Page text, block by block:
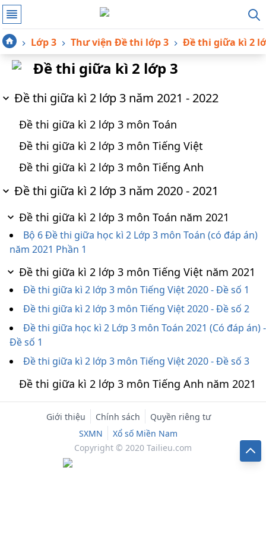
Lớp 3 Thư viện Đề thi lớp 3 Đề thi giữa kì 2
Đề thi giữa kì 2 lớp 3
Đề thi giữa kì 2 lớp 3 năm 2021 - 2022
Đề thi giữa kì 2 lớp 3 môn Toán
Đề thi giữa kì 2 lớp 3 môn Tiếng Việt
Đề thi giữa kì 2 lớp 3 môn Tiếng Anh
Đề thi giữa kì 2 lớp 3 năm 2020 - 2021
Đề thi giữa kì 2 lớp 3 môn Toán năm 2021
Bộ 6 Đề thi giữa học kì 2 Lớp 3 môn Toán (có đáp án)
năm 2021 Phần 1
Đề thi giữa kì 2 lớp 3 môn Tiếng Việt năm 2021
Đề thi giữa kì 2 lớp 3 môn Tiếng Việt 2020 - Đề số 1
Đề thi giữa kì 2 lớp 3 môn Tiếng Việt 2020 - Đề số 2
Đề thi giữa học kì 2 Lớp 3 môn Toán 2021 (Có đáp án) -
Đề số 1
Đề thi giữa kì 2 lớp 3 môn Tiếng Việt 2020 - Đề số 3
Đề thi giữa kì 2 lớp 3 môn Tiếng Anh năm 2021
Giới thiệu Chính sách
Quyền riêng tư
SXMN
Xổ số Miền Nam
Copyright © 2020 Tailieu.com